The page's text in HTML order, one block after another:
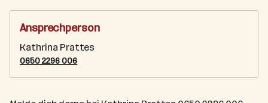
Ansprechperson
Kathrina Prattes
0650 2296 006